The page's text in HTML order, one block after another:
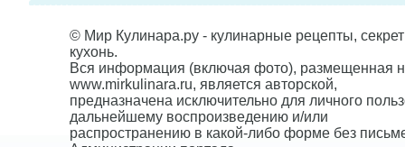
© Мир Кулинара.ру - кулинарные рецепты,
кухонь.
Вся информация (включая фото), размещенная
www.mirkulinara.ru, является авторской,
предназначена исключительно для личного
дальнейшему воспроизведению и/или
распространению в какой-либо форме без